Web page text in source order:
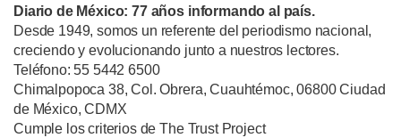
Diario de México: 77 años informando al país.
Desde 1949, somos un referente del periodismo nacional,
creciendo y evolucionando junto a nuestros lectores.
Teléfono: 55 5442 6500
Chimalpopoca 38, Col. Obrera, Cuauhtémoc, 06800 Ciudad
de México, CDMX
Cumple los criterios de The Trust Project